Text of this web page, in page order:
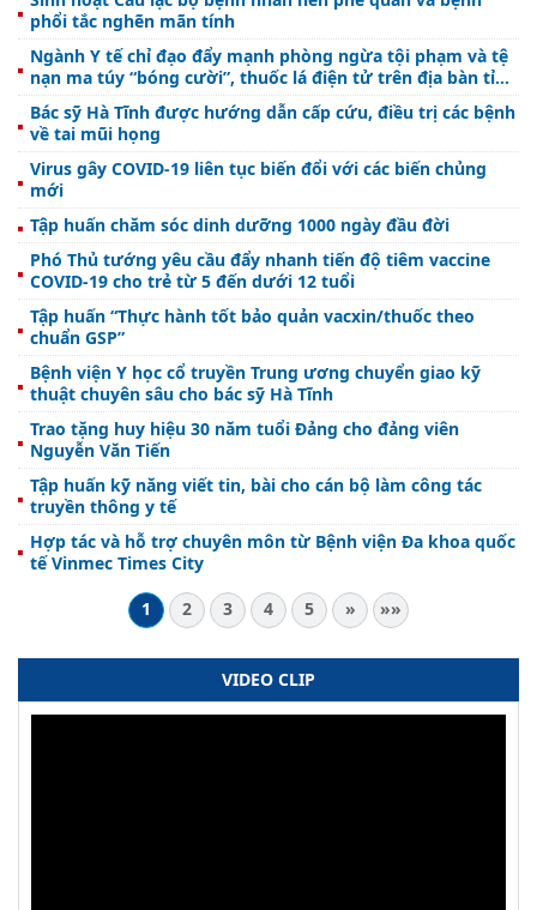
phổi tắc nghẽn mãn tính
Ngành Y tế chỉ đạo đẩy mạnh phòng ngừa tội phạm và tệ
nạn ma túy “bóng cười”, thuốc lá điện tử trên địa bàn tỉnh
Hà Tĩnh
Bác sỹ Hà Tĩnh được hướng dẫn cấp cứu, điều trị các bệnh
về tai mũi họng
Virus gây COVID-19 liên tục biến đổi với các biến chủng
mới
Tập huấn chăm sóc dinh dưỡng 1000 ngày đầu đời
Phó Thủ tướng yêu cầu đẩy nhanh tiến độ tiêm vaccine
COVID-19 cho trẻ từ 5 đến dưới 12 tuổi
Tập huấn “Thực hành tốt bảo quản vacxin/thuốc theo
chuẩn GSP”
Bệnh viện Y học cổ truyền Trung ương chuyển giao kỹ
thuật chuyên sâu cho bác sỹ Hà Tĩnh
Trao tặng huy hiệu 30 năm tuổi Đảng cho đảng viên
Nguyễn Văn Tiến
Tập huấn kỹ năng viết tin, bài cho cán bộ làm công tác
truyền thông y tế
Hợp tác và hỗ trợ chuyên môn từ Bệnh viện Đa khoa quốc
tế Vinmec Times City
1
2 3 4 5 » »»
VIDEO CLIP